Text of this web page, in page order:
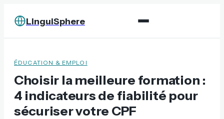
LinguiSphere
ÉDUCATION & EMPLOI
Choisir la meilleure formation :
4 indicateurs de fiabilité pour
sécuriser votre CPF